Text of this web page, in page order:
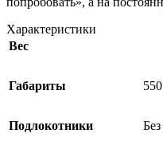
Характеристики
Вес
Габариты
Подлокотники